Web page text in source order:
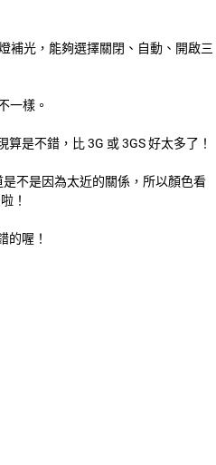
補光，能夠選擇關閉、自動、開啟三
一樣。
是不錯，比 3G 或 3GS 好太多了！
不是因為太近的關係，所以顏色看
！
的喔！